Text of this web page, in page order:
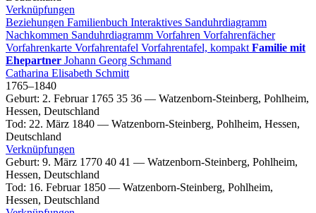
Verknüpfungen
Beziehungen Familienbuch Interaktives Sanduhrdiagramm
Nachkommen Sanduhrdiagramm Vorfahren Vorfahrenfächer
Vorfahrenkarte Vorfahrentafel Vorfahrentafel, kompakt Familie mit
Ehepartner Johann Georg Schmand
Catharina Elisabeth Schmitt
1765–1840
Geburt: 2. Februar 1765 35 36 — Watzenborn-Steinberg, Pohlheim,
Hessen, Deutschland
Tod: 22. März 1840 — Watzenborn-Steinberg, Pohlheim, Hessen,
Deutschland
Verknüpfungen
Geburt: 9. März 1770 40 41 — Watzenborn-Steinberg, Pohlheim,
Hessen, Deutschland
Tod: 16. Februar 1850 — Watzenborn-Steinberg, Pohlheim,
Hessen, Deutschland